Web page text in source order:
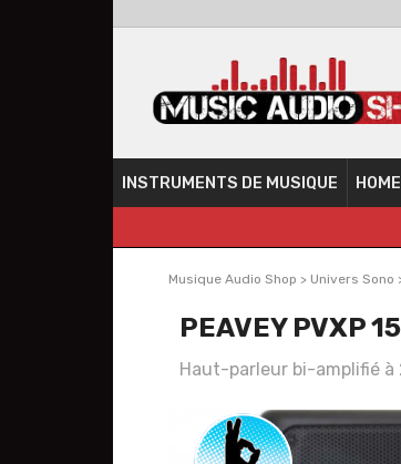
INSTRUMENTS DE MUSIQUE
Musique Audio Shop > Univers Sono
PEAVEY PVXP
Haut-parleur bi-amplifié à